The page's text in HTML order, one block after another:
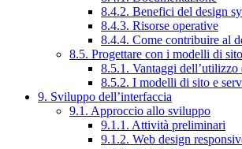
8.4.2. Benefici del design
8.4.3. Risorse operative
8.4.4. Come contribuire al
8.5. Progettare con i modelli di
8.5.1. Vantaggi dell’utilizzo
8.5.2. I modelli di sito e
9. Sviluppo dell’interfaccia
9.1. Approccio allo sviluppo
9.1.1. Attività preliminari
9.1.2. Web design